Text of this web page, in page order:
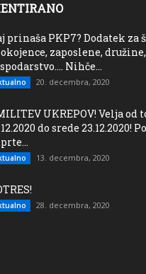
prinaša PKP7? Dodatek za
zaposlene, družine,
Nihče...
20. decembra, 2020
UKREPOV! Velja od
do srede 23.12.2020!
13. decembra, 2020
28. decembra, 2020